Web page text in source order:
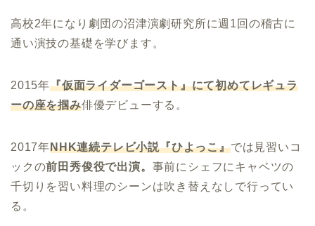
高校2年になり劇団の沼津演劇研究所に週1回の稽古に
通い演技の基礎を学びます。
2015年『仮面ライダーゴースト』にて初めてレギュラ
ーの座を掴み俳優デビューする。
2017年NHK連続テレビ小説『ひよっこ』では見習いコ
ックの前田秀俊役で出演。 事前にシェフにキャベツの
千切りを習い料理のシーンは吹き替えなしで行ってい
る。